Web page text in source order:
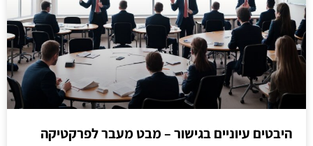
היבטים עיוניים בגישור – מבט מעבר לפרקטיקה